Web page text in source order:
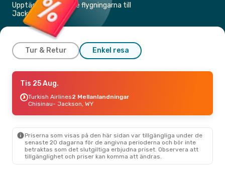
Upptäck de billigaste flygningarna till
Jackson, WY
Tur & Retur Enkel resa
Tis 8 Sep.- Tis 15 Sep.
Finnair2 Mellanlandningar
Stockholm- Jackson, WY
2 Mellanlandningar
Fre 28 Aug.- Fre 4 Sep.
Icelandair
2 Mellanlandningar
Tis 25 Aug.
Turkish Airlines2 Mellanlandningar
Chisinau- Jackson, WY
Priserna som visas på den här sidan var tillgängliga under de
senaste 20 dagarna för de angivna perioderna och bör inte
betraktas som det slutgiltiga erbjudna priset. Observera att
tillgänglighet och priser kan komma att ändras.